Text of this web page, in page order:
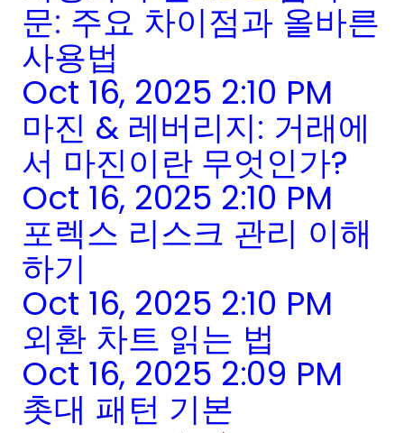
문: 주요 차이점과 올바른
사용법
Oct 16, 2025 2:10 PM
마진 & 레버리지: 거래에
서 마진이란 무엇인가?
Oct 16, 2025 2:10 PM
포렉스 리스크 관리 이해
하기
Oct 16, 2025 2:10 PM
외환 차트 읽는 법
Oct 16, 2025 2:09 PM
촛대 패턴 기본